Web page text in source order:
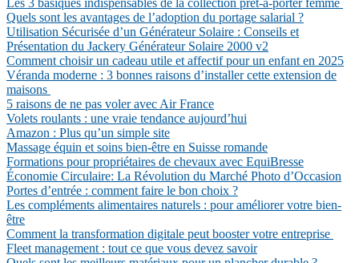
Les 3 basiques indispensables de la collection prêt-à-porter femme
Quels sont les avantages de l’adoption du portage salarial ?
Utilisation Sécurisée d’un Générateur Solaire : Conseils et
Présentation du Jackery Générateur Solaire 2000 v2
Comment choisir un cadeau utile et affectif pour un enfant en 2025
Véranda moderne : 3 bonnes raisons d’installer cette extension de
maisons
5 raisons de ne pas voler avec Air France
Volets roulants : une vraie tendance aujourd’hui
Amazon : Plus qu’un simple site
Massage équin et soins bien-être en Suisse romande
Formations pour propriétaires de chevaux avec EquiBresse
Économie Circulaire: La Révolution du Marché Photo d’Occasion
Portes d’entrée : comment faire le bon choix ?
Les compléments alimentaires naturels : pour améliorer votre bien-
être
Comment la transformation digitale peut booster votre entreprise
Fleet management : tout ce que vous devez savoir